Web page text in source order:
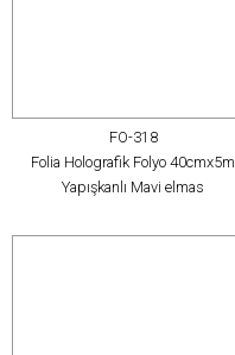
FO-318
Folia Holografik Folyo 40cmx5m
Yapışkanlı Mavi elmas